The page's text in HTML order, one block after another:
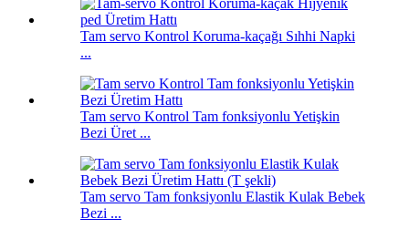
Tam servo Kontrol Koruma-kaçağı Sıhhi Napki
...
Tam servo Kontrol Tam fonksiyonlu Yetişkin
Bezi Üret ...
Tam servo Tam fonksiyonlu Elastik Kulak Bebek
Bezi ...